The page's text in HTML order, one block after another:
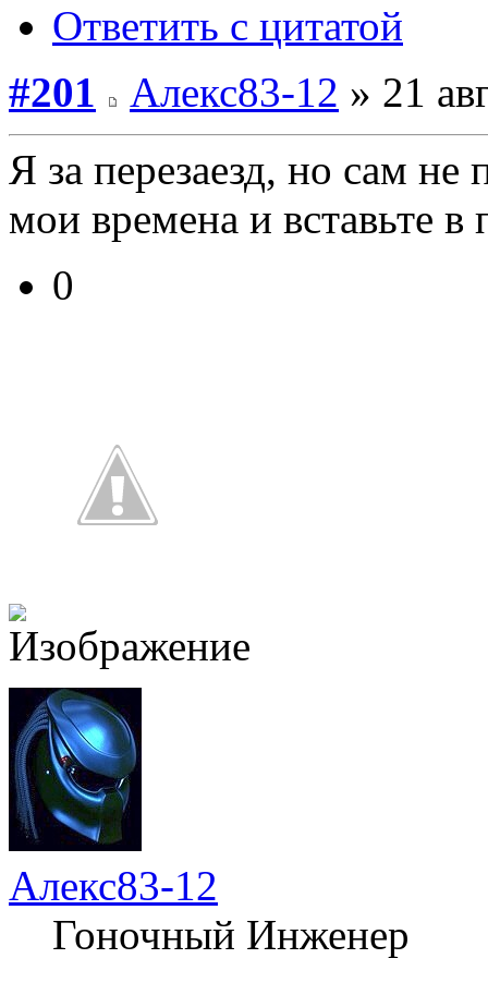
Ответить с цитатой
#201
Алекс83-12 » 21
Я за перезаезд, но сам
мои времена и вставьте в
0
Алекс83-12
Гоночный Инженер